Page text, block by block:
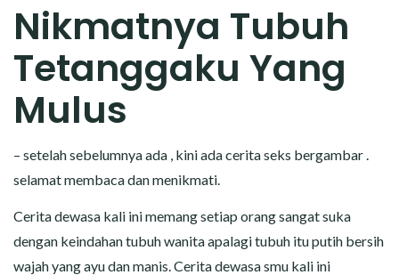
Nikmatnya Tubuh
Tetanggaku Yang
Mulus
– setelah sebelumnya ada , kini ada cerita seks bergambar .
selamat membaca dan menikmati.
Cerita dewasa kali ini memang setiap orang sangat suka
dengan keindahan tubuh wanita apalagi tubuh itu putih bersih
wajah yang ayu dan manis. Cerita dewasa smu kali ini
CERITA MALAM
CERITA NAKAL
CERITA SEMPROT
CERITA SPERMA
CERITA HOT MAMA